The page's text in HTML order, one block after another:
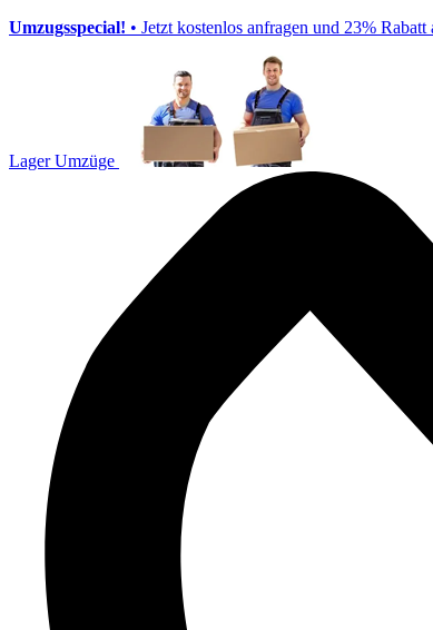
Umzugsspecial! • Jetzt kostenlos anfragen und 23%
Lager Umzüge